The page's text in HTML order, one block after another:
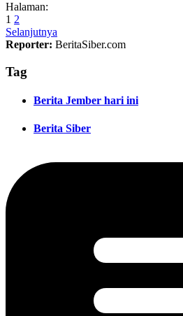
Halaman:
1 2
Selanjutnya
Reporter: BeritaSiber.com
Tag
Berita Jember hari ini
Berita Siber